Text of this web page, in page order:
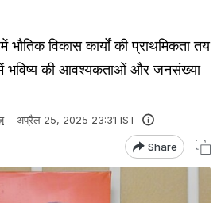
विकास कार्यों की प्राथमिकता तय
भविष्य की आवश्यकताओं और जनसंख्या
अप्रैल 25, 2025 23:31 IST
Share